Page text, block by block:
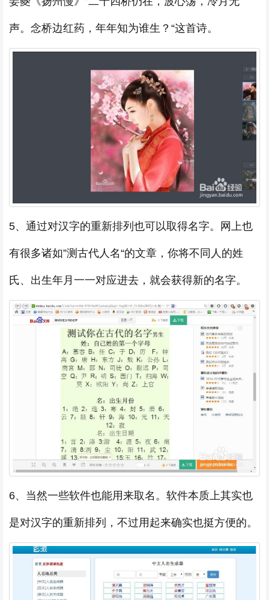
声。念桥边红药，年年知为谁生？“这首诗。
5、通过对汉字的重新排列也可以取得名字。网上也
有很多诸如”测古代人名“的文章，你将不同人的姓
氏、出生年月一一对应进去，就会获得新的名字。
6、当然一些软件也能用来取名。软件本质上其实也
是对汉字的重新排列，不过用起来确实也挺方便的。